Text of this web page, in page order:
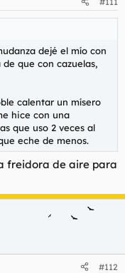
dejé el mío con
que con cazuelas,
calentar un mísero
hice con una
que uso 2 veces al
eche de menos.
freidora de aire para
#112